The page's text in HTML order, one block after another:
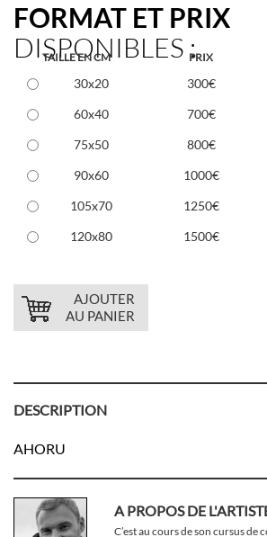
FORMAT ET PRIX
DISPONIBLES :
TAILLE EN CM PRIX
30x20 300€
60x40
700€
75x50
800€
90x60
1000€
105x70
1250€
120x80
1500€
AJOUTER
AU PANIER
DESCRIPTION
AHORU
A PROPOS DE
C’est au cours de son cursus de